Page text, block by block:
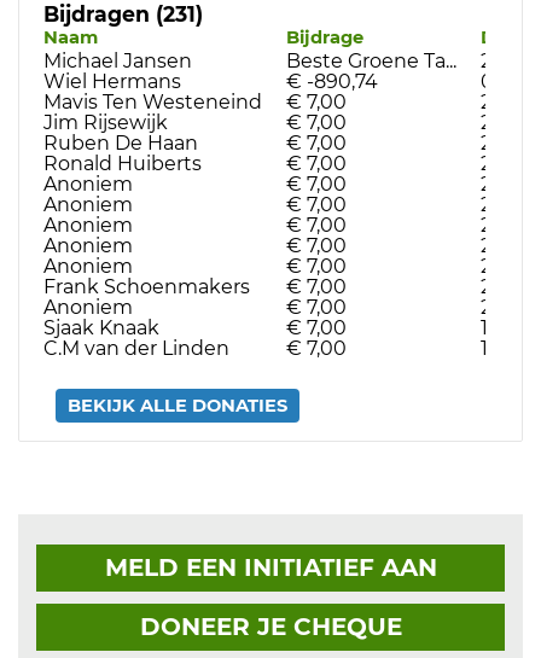
Bijdragen (231)
Naam Bijdrage
Michael Jansen Beste Groene Ta...
25-
Wiel Hermans
€ -890,74
09-
Mavis Ten Westeneind
€ 7,00
24-
Jim Rijsewijk
€ 7,00
22-
Ruben De Haan
€ 7,00
22-
Ronald Huiberts
€ 7,00
22-
Anoniem
€ 7,00
21-05-
Anoniem
€ 7,00
21-05-
Anoniem
€ 7,00
21-05-
Anoniem
€ 7,00
21-05-
Anoniem
€ 7,00
20-
Frank Schoenmakers
€ 7,00
20-
Anoniem
€ 7,00
20-
Sjaak Knaak
€ 7,00
19-05-
C.M van der Linden
€ 7,00 18-05-
BEKIJK ALLE DONATIES
MELD EEN INITIATIEF AAN
DONEER JE CHEQUE